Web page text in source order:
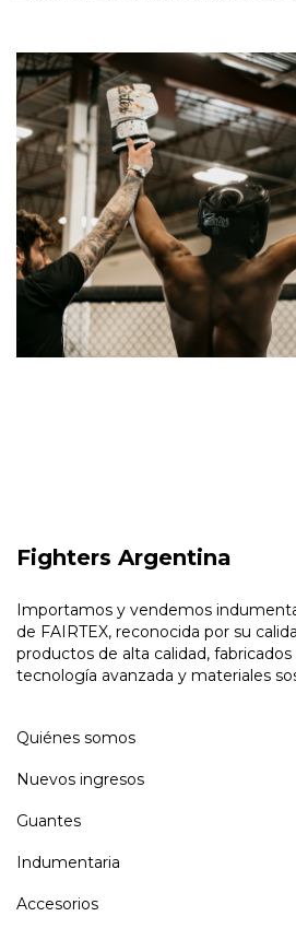
Fighters Argentina
Importamos y vendemos
de FAIRTEX, reconocida por su
productos de alta calidad,
tecnología avanzada y materiales
Quiénes somos
Nuevos ingresos
Guantes
Indumentaria
Accesorios